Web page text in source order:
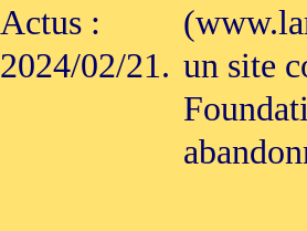
Actus :
2024/02/21. un site